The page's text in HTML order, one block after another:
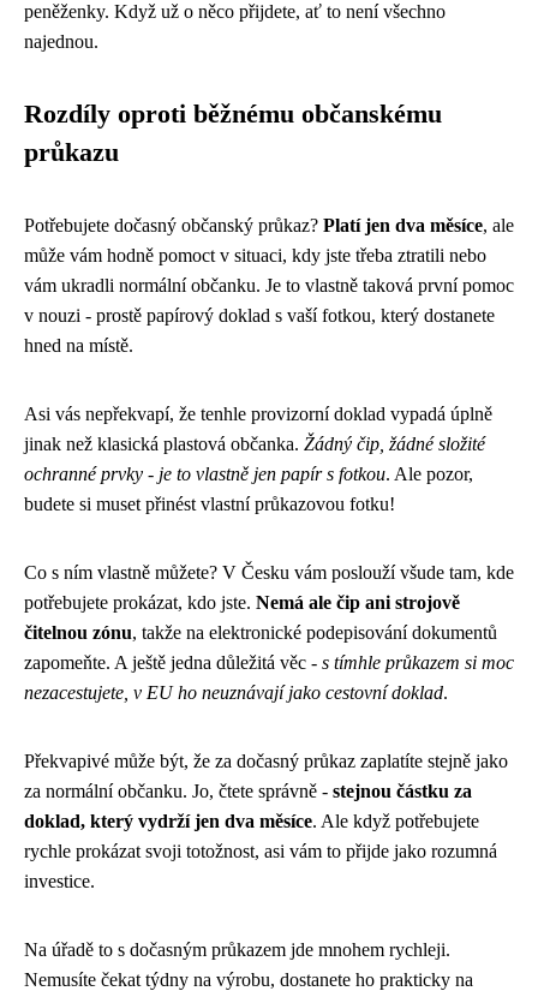
peněženky. Když už o něco přijdete, ať to není všechno
najednou.
Rozdíly oproti běžnému občanskému
průkazu
Potřebujete dočasný občanský průkaz? Platí jen dva měsíce, ale
může vám hodně pomoct v situaci, kdy jste třeba ztratili nebo
vám ukradli normální občanku. Je to vlastně taková první pomoc
v nouzi - prostě papírový doklad s vaší fotkou, který dostanete
hned na místě.
Asi vás nepřekvapí, že tenhle provizorní doklad vypadá úplně
jinak než klasická plastová občanka. Žádný čip, žádné složité
ochranné prvky - je to vlastně jen papír s fotkou. Ale pozor,
budete si muset přinést vlastní průkazovou fotku!
Co s ním vlastně můžete? V Česku vám poslouží všude tam, kde
potřebujete prokázat, kdo jste. Nemá ale čip ani strojově
čitelnou zónu, takže na elektronické podepisování dokumentů
zapomeňte. A ještě jedna důležitá věc - s tímhle průkazem si moc
nezacestujete, v EU ho neuznávají jako cestovní doklad.
Překvapivé může být, že za dočasný průkaz zaplatíte stejně jako
za normální občanku. Jo, čtete správně - stejnou částku za
doklad, který vydrží jen dva měsíce. Ale když potřebujete
rychle prokázat svoji totožnost, asi vám to přijde jako rozumná
investice.
Na úřadě to s dočasným průkazem jde mnohem rychleji.
Nemusíte čekat týdny na výrobu, dostanete ho prakticky na